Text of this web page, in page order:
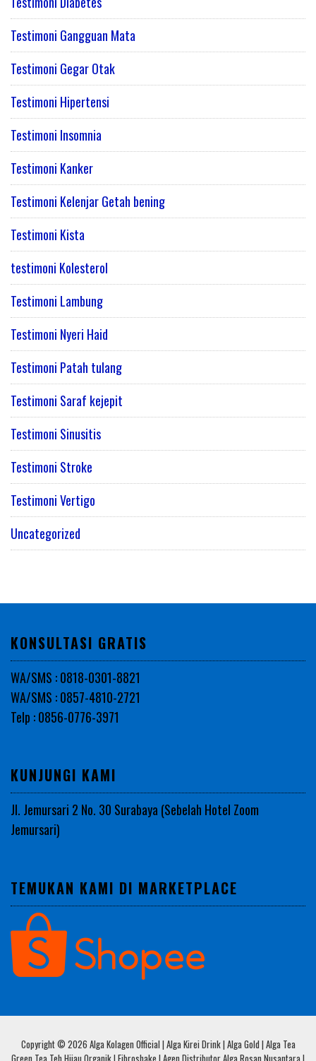
Testimoni Gangguan Mata
Testimoni Gegar Otak
Testimoni Hipertensi
Testimoni Insomnia
Testimoni Kanker
Testimoni Kelenjar Getah bening
Testimoni Kista
testimoni Kolesterol
Testimoni Lambung
Testimoni Nyeri Haid
Testimoni Patah tulang
Testimoni Saraf kejepit
Testimoni Sinusitis
Testimoni Stroke
Testimoni Vertigo
Uncategorized
KONSULTASI GRATIS
WA/SMS : 0818-0301-8821
WA/SMS : 0857-4810-2721
Telp : 0856-0776-3971
KUNJUNGI KAMI
Jl. Jemursari 2 No. 30 Surabaya (Sebelah Hotel Zoom
Jemursari)
TEMUKAN KAMI DI MARKETPLACE
Copyright © 2026 Alga Kolagen Official | Alga Kirei Drink | Alga Gold | Alga Tea
Green Tea Teh Hijau Organik | Fibroshake | Agen Distributor Alga Rosan Nusantara |